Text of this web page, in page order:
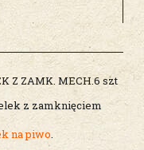
Z ZAMK. MECH.6 szt
z zamknięciem
na piwo.